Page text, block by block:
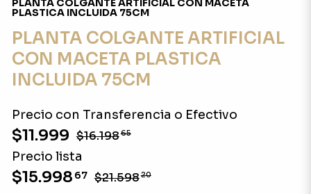
PLANTA COLGANTE ARTIFICIAL CON MACETA
PLASTICA INCLUIDA 75CM
PLANTA COLGANTE ARTIFICIAL
CON MACETA PLASTICA
INCLUIDA 75CM
Precio con Transferencia o Efectivo
$11.999 $16.19865
Precio lista
$15.998 67 $21.59820